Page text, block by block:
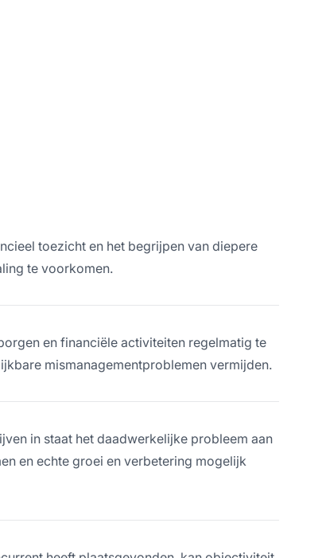
toezicht en het begrijpen van diepere
te voorkomen.
en financiële activiteiten regelmatig te
mismanagementproblemen vermijden.
in staat het daadwerkelijke probleem aan
en echte groei en verbetering mogelijk